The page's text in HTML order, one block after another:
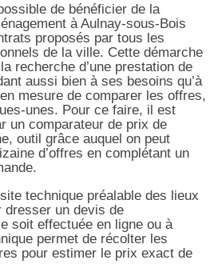
de bénéficier de la
à Aulnay-sous-Bois
proposés par tous les
de la ville. Cette démarche
recherche d’une prestation de
aussi bien à ses besoins qu’à
mesure de comparer les offres,
unes. Pour ce faire, il est
un comparateur de prix de
outil grâce auquel on peut
d’offres en complétant un
technique préalable des lieux
dresser un devis de
soit effectuée en ligne ou à
permet de récolter les
pour estimer le prix exact de